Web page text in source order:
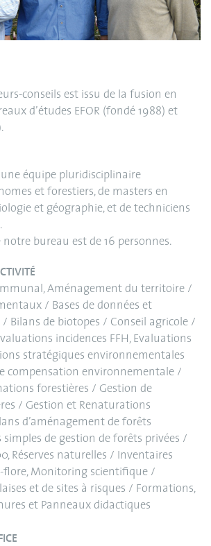
conseils est issu de la fusion en
d’études EFOR (fondé 1988) et
équipe pluridisciplinaire
et forestiers, de masters en
et géographie, et de techniciens
notre bureau est de 16 personnes.
Aménagement du territoire /
/ Bases de données et
/ Bilans de biotopes / Conseil agricole /
incidences FFH, Evaluations
stratégiques environnementales
compensation environnementale /
forestières / Gestion de
/ Gestion et Renaturations
d’aménagement de forêts
simples de gestion de forêts privées /
Réserves naturelles / Inventaires
flore, Monitoring scientifique /
et de sites à risques / Formations,
et Panneaux didactiques